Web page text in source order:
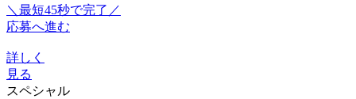
＼最短45秒で完了／
応募へ進む
詳しく
見る
スペシャル